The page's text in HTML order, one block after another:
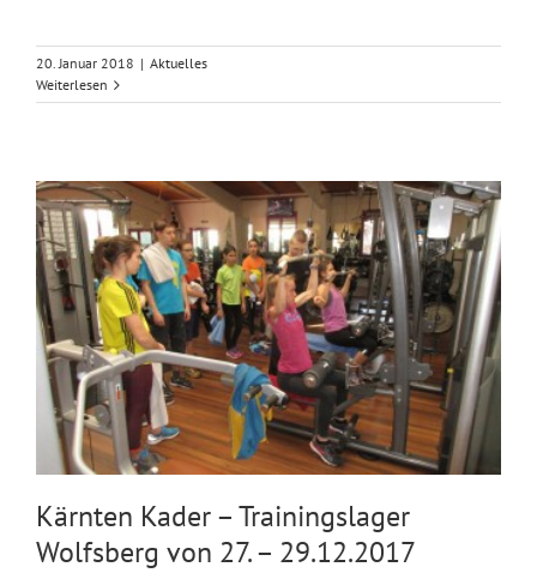
20. Januar 2018 | Aktuelles
Weiterlesen
Kärnten Kader – Trainingslager
Wolfsberg von 27. – 29.12.2017